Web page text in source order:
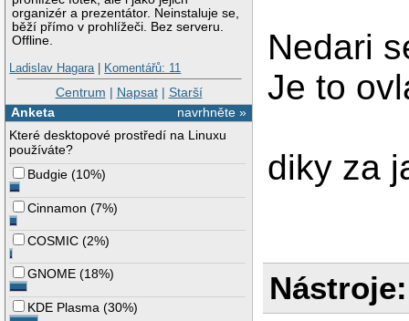
organizér a prezentátor. Neinstaluje se,
běží přímo v prohlížeči. Bez serveru.
Offline.
Ladislav Hagara| Komentářů: 11
Centrum | Napsat| Starší
navrhněte »
Anketa
Které desktopové prostředí na Linuxu
používáte?
Budgie (10%)
Cinnamon (7%)
COSMIC (2%)
GNOME (18%)
KDE Plasma (30%)
Nedari
Je to
diky za
Nástroje: